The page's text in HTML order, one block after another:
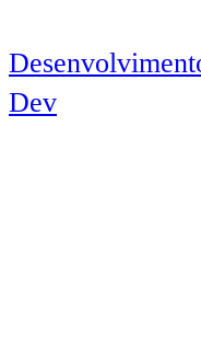
Dev